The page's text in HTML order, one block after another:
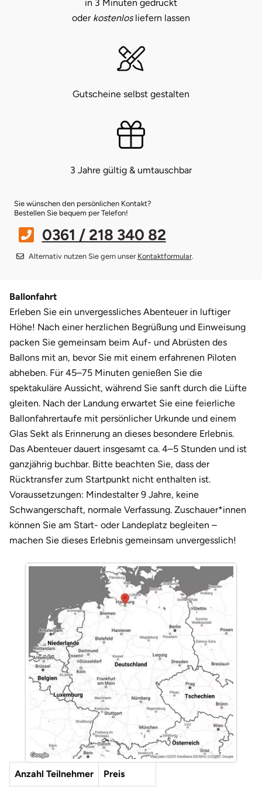
in 3 Minuten gedruckt
oder kostenlosliefern lassen
Gutscheine selbst gestalten
3 Jahre gültig & umtauschbar
Sie wünschen den persönlichen Kontakt?
Bestellen Sie bequem per Telefon!
0361 / 218 340 82
Alternativ nutzen Sie gern unser Kontaktformular.
Ballonfahrt
Erleben Sie ein unvergessliches Abenteuer in luftiger
Höhe! Nach einer herzlichen Begrüßung und Einweisung
packen Sie gemeinsam beim Auf- und Abrüsten des
Ballons mit an, bevor Sie mit einem erfahrenen Piloten
abheben. Für 45–75 Minuten genießen Sie die
spektakuläre Aussicht, während Sie sanft durch die Lüfte
gleiten. Nach der Landung erwartet Sie eine feierliche
Ballonfahrertaufe mit persönlicher Urkunde und einem
Glas Sekt als Erinnerung an dieses besondere Erlebnis.
Das Abenteuer dauert insgesamt ca. 4–5 Stunden und ist
ganzjährig buchbar. Bitte beachten Sie, dass der
Rücktransfer zum Startpunkt nicht enthalten ist.
Voraussetzungen: Mindestalter 9 Jahre, keine
Schwangerschaft, normale Verfassung. Zuschauer*innen
können Sie am Start- oder Landeplatz begleiten –
machen Sie dieses Erlebnis gemeinsam unvergesslich!
Anzahl Teilnehmer Preis
Strausberg (Berlin/Brandenburg)
Sömmerda
sächsische Schweiz
Witterda